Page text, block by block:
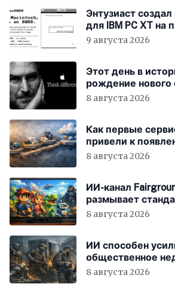
Энтузиаст
для IBM PC XT на
9 августа 2026
Этот день в
рождение нового
Different»
8 августа 2026
Как первые
привели к
8 августа 2026
ИИ-канал
размывает
8 августа 2026
ИИ способен
общественное
всём мире
8 августа 2026